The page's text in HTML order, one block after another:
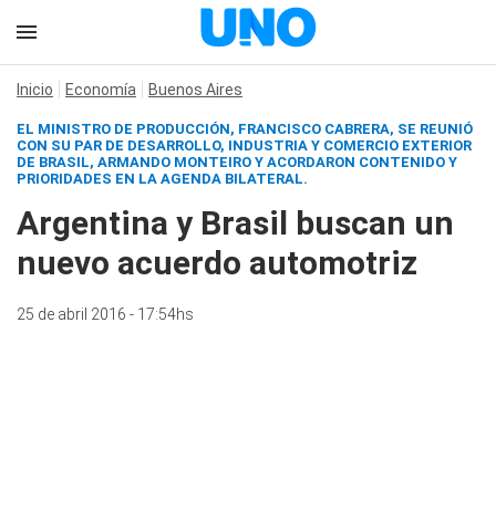
Inicio Economía Buenos Aires
EL MINISTRO DE PRODUCCIÓN, FRANCISCO CABRERA, SE REUNIÓ
CON SU PAR DE DESARROLLO, INDUSTRIA Y COMERCIO EXTERIOR
DE BRASIL, ARMANDO MONTEIRO Y ACORDARON CONTENIDO Y
PRIORIDADES EN LA AGENDA BILATERAL.
Argentina y Brasil buscan un
nuevo acuerdo automotriz
25 de abril 2016 - 17:54hs